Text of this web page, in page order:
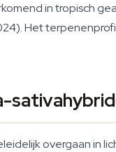
in tropisch
Het
overgaan in